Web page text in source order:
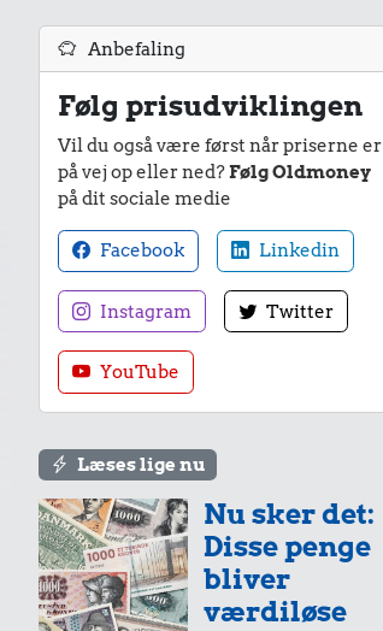
Anbefaling
Følg prisudviklingen
Vil du også være først når priserne er
på vej op eller ned?Følg Oldmoney
på dit sociale medie
Facebook Linkedin
Instagram Twitter
YouTube
Læses lige nu
Nu sker det:
Disse penge
bliver
værdiløse